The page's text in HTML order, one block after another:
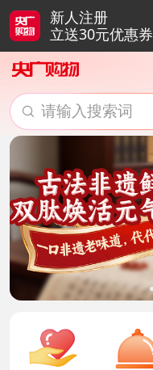
新人注册
立送30元优惠券
 请输入搜索词